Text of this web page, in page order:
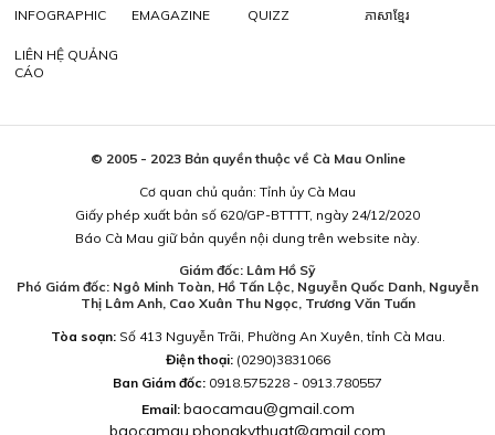
INFOGRAPHIC EMAGAZINE QUIZZ ភាសាខ្មែរ
LIÊN HỆ QUẢNG
CÁO
© 2005 - 2023 Bản quyền thuộc về Cà Mau Online
Cơ quan chủ quản: Tỉnh ủy Cà Mau
Giấy phép xuất bản số 620/GP-BTTTT, ngày 24/12/2020
Báo Cà Mau giữ bản quyền nội dung trên website này.
Giám đốc: Lâm Hồ Sỹ
Phó Giám đốc: Ngô Minh Toàn, Hồ Tấn Lộc, Nguyễn Quốc Danh, Nguyễn
Thị Lâm Anh, Cao Xuân Thu Ngọc, Trương Văn Tuấn
Tòa soạn:Số 413 Nguyễn Trãi, Phường An Xuyên, tỉnh Cà Mau.
Điện thoại: (0290)3831066
Ban Giám đốc: 0918.575228 - 0913.780557
Email: baocamau@gmail.com
baocamau.phongkythuat@gmail.com